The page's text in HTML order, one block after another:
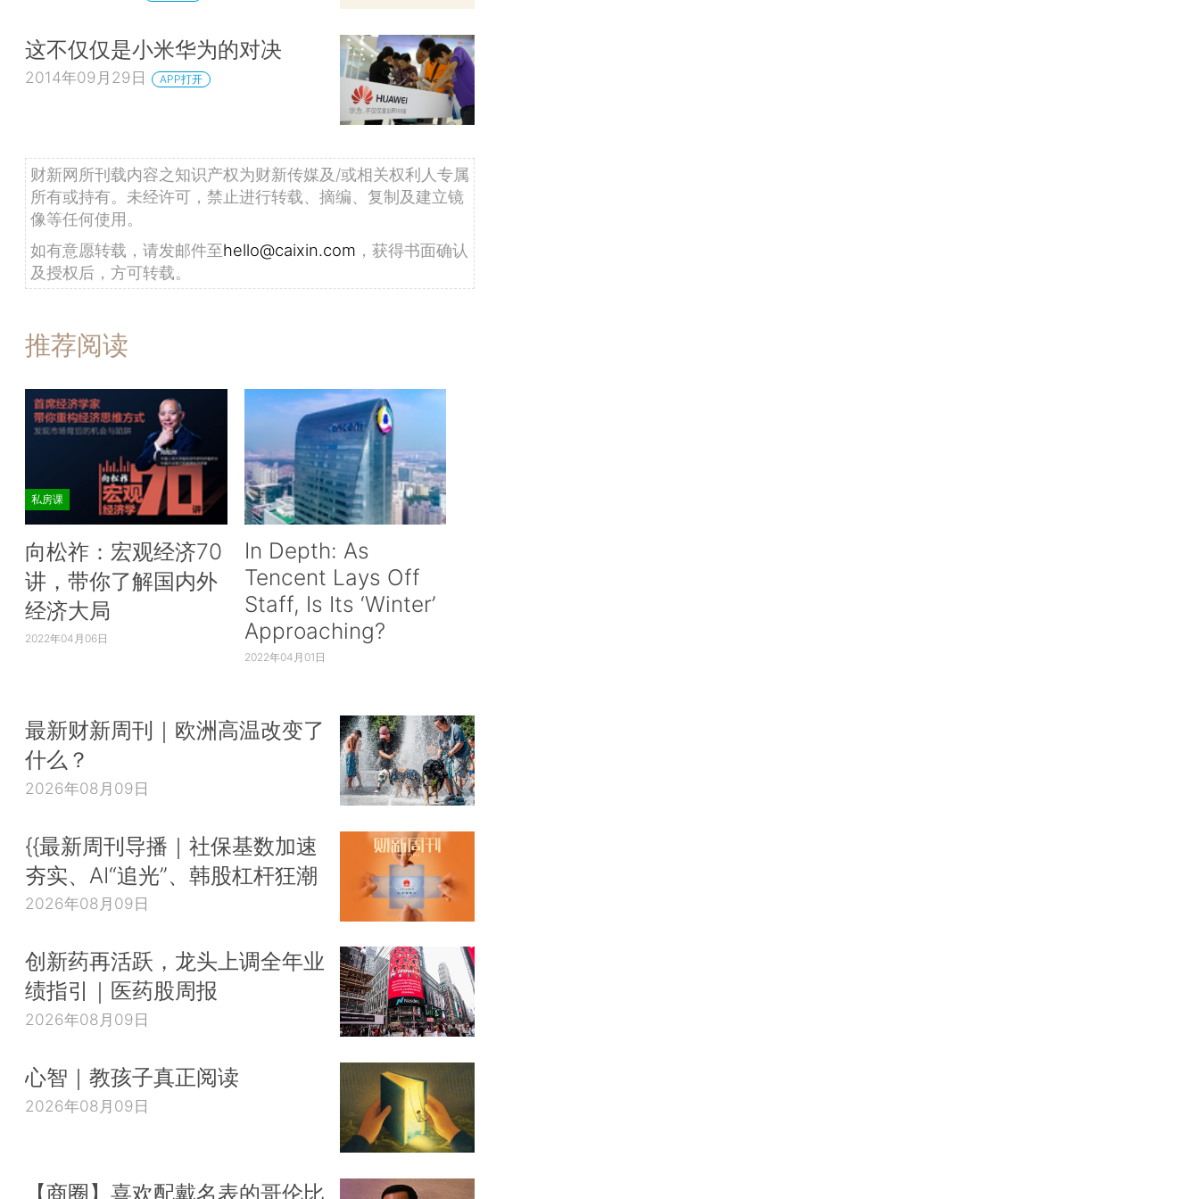
这不仅仅是小米华为的对决
2014年09月29日 APP打开
财新网所刊载内容之知识产权为财新传媒及/或相关权利人专属
所有或持有。未经许可，禁止进行转载、摘编、复制及建立镜
像等任何使用。
如有意愿转载，请发邮件至hello@caixin.com ，获得书面确认
及授权后，方可转载。
推荐阅读
私房课
向松祚：宏观经济70
讲，带你了解国内外
经济大局
2022年04月06日
In Depth: As
Tencent Lays Off
Staff, Is Its ‘Winter’
Approaching?
2022年04月01日
最新财新周刊｜欧洲高温改变了
什么？
2026年08月09日
{{最新周刊导播｜社保基数加速
夯实、AI“追光”、韩股杠杆狂潮
2026年08月09日
创新药再活跃，龙头上调全年业
绩指引｜医药股周报
2026年08月09日
心智｜教孩子真正阅读
2026年08月09日
【商圈】喜欢配戴名表的哥伦比